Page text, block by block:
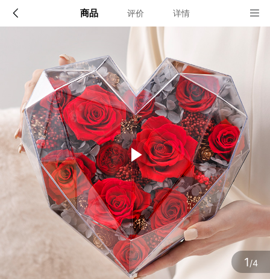
商品 评价 详情
1/4
配送说明
顺丰深圳发货, 全国可达, 包邮!
确定
店铺信息
该地区暂无配送门店
确定